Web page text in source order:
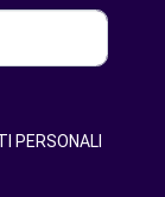
PERSONALI